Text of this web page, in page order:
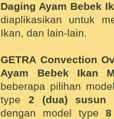
Daging Ayam Bebek
diaplikasikan untuk
Ikan, dan lain-lain.
GETRA Convection
Ayam Bebek Ikan
beberapa pilihan
type 2 (dua) susun
dengan model type